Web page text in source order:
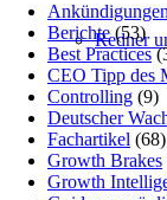
Redner
Berichte(53)
Best Practices
CEO Tipp des
Controlling (9)
Deutscher
Fachartikel (68)
Growth Brakes
Growth